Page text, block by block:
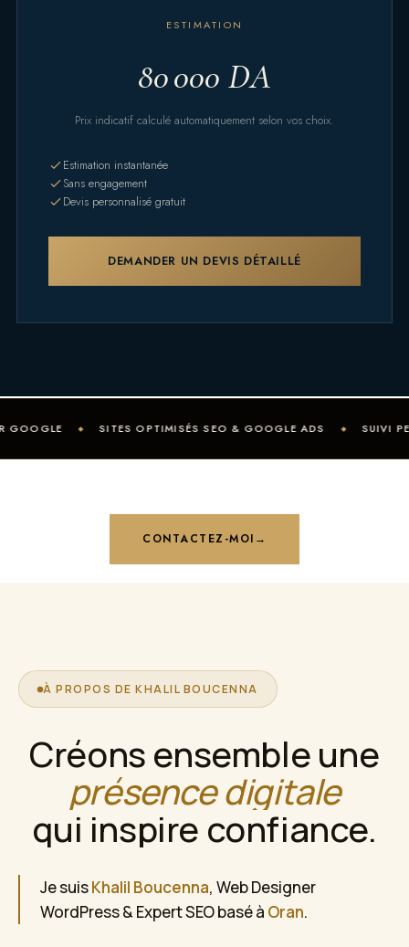
ESTIMATION
80 000 DA
Prix indicatif calculé automatiquement selon vos choix.
Estimation instantanée
Sans engagement
Devis personnalisé gratuit
DEMANDER UN DEVIS DÉTAILLÉ
SITES OPTIMISÉS SEO & GOOGLE ADS SUIVI
CONTACTEZ-MOI →
À PROPOS DE KHALIL BOUCENNA
Créons ensemble une
présence digitale
qui inspire confiance.
Je suisKhalil Boucenna, Web Designer
WordPress & Expert SEO basé à Oran.